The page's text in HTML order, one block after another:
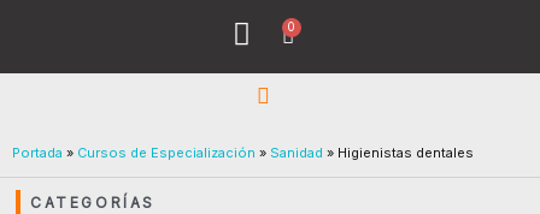
contenido
Menu
0
Cart
Portada » Cursos de Especialización » Sanidad » Higienistas dentales
CATEGORÍAS